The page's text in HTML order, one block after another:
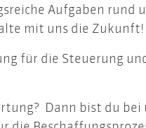
Aufgaben rund
mit uns die Zukunft!
für die Steuerung
Dann bist du bei